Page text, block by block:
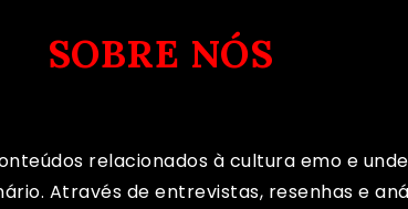
SOBRE NÓS
relacionados à cultura emo e
Através de entrevistas, resenhas e